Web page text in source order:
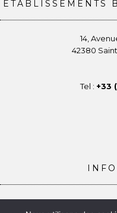
ETABLISSEMENTS
14,
42380
Tel : +33